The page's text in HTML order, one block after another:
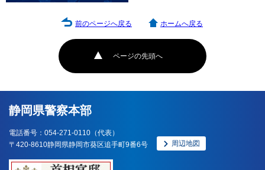
ページの先頭へ
前のページへ戻る ホームへ戻る
静岡県警察本部
電話番号：054-271-0110（代表）
〒420-8610静岡県静岡市葵区追手町9番6号
周辺地図